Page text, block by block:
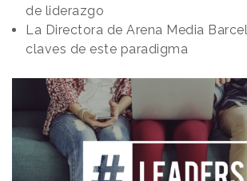
de liderazgo
La Directora de Arena Media
claves de este paradigma